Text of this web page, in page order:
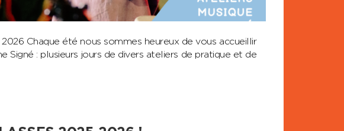
2026 Chaque été nous sommes heureux de vous accueillir
Signé : plusieurs jours de divers ateliers de pratique et de